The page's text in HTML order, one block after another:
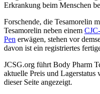
Erkrankung beim Menschen
Forschende, die Tesamorelin
Tesamorelin neben einem
Pen erwägen, stehen vor
davon ist ein registriertes
JCSG.org führt Body Pharm
aktuelle Preis und
dieser Seite angezeigt.